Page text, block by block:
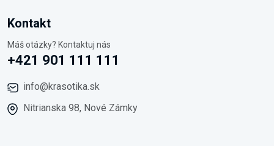
Kontakt
Máš otázky? Kontaktuj nás
+421 901 111 111
info@krasotika.sk
Nitrianska 98, Nové Zámky